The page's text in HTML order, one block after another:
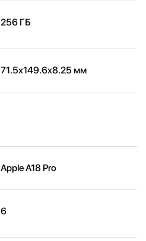
256 ГБ
71.5x149.6x8.25 мм
Apple A18 Pro
6